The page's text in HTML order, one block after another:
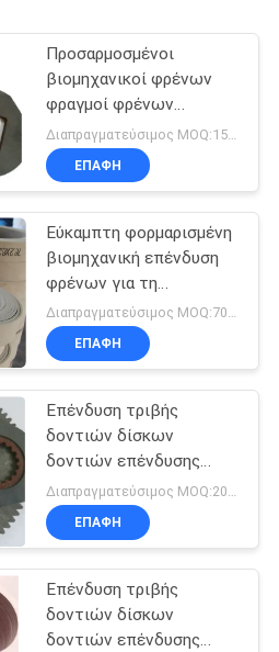
Προσαρμοσμένοι
βιομηχανικοί φρένων
φραγμοί φρένων
παχυμετρικών διαβητών
ευελιξίας επένδυσης
υψηλοί
ΕΠΑΦΉ
Εύκαμπτη φορμαρισμένη
βιομηχανική επένδυση
φρένων για τη
μοτοσικλέτα
επαναλείψεων
ελαφριών φορτηγών
Διαπραγματεύσιμος MOQ:700 κλ
ΕΠΑΦΉ
Επένδυση τριβής
δοντιών δίσκων
δοντιών επένδυσης
φρένων δοντιών
φύλλων δοντιών
φύλλων τριβής
Διαπραγματεύσιμος MOQ:200 PC
ΕΠΑΦΉ
Επένδυση τριβής
δοντιών δίσκων
δοντιών επένδυσης